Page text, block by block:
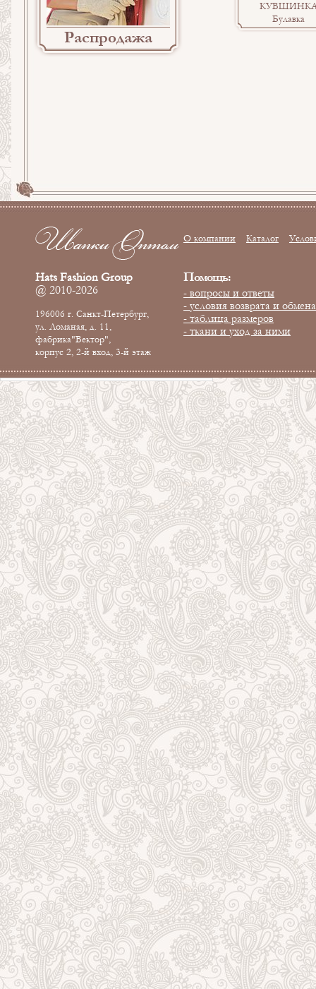
Распродажа
Булавка
Hats Fashion Group
@ 2010-2026
196006 г. Санкт-Петербург,
ул. Ломаная, д. 11,
фабрика"Вектор",
корпус 2, 2-й вход, 3-й этаж
О компании Каталог
Помощь:
- вопросы и ответы
- условия возврата и обмена
- таблица размеров
- ткани и уход за ними